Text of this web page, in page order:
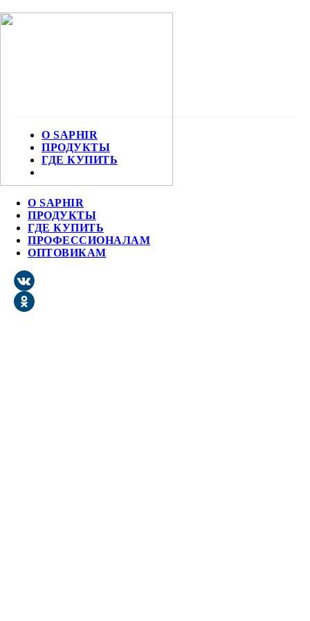
О SAPHIR
ПРОДУКТЫ
ГДЕ КУПИТЬ
ПРОФЕССИОНАЛАМ
ОПТОВИКАМ
О SAPHIR
ПРОДУКТЫ
ГДЕ КУПИТЬ